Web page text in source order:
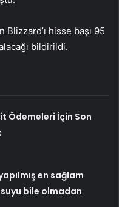
hisse başı 95
bildirildi.
Ödemeleri İçin Son
en sağlam
bile olmadan